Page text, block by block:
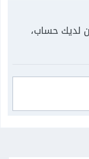
لديك حساب،